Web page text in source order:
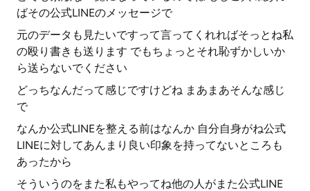
ばその公式LINEのメッセージで
元のデータも見たいですって言ってくれればそっとね私
の殴り書きも送ります でもちょっとそれ恥ずかしいか
ら送らないでください
どっちなんだって感じですけどね まあまあそんな感じ
で
なんか公式LINEを整える前はなんか 自分自身がね公式
LINEに対してあんまり良い印象を持ってないところも
あったから
そういうのをまた私もやってね他の人がまた公式LINE